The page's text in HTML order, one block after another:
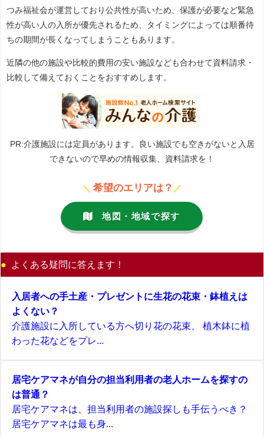
つみ福祉会が運営しており公共性が高いため、保護が必要など緊急
性が高い人の入所が優先されるため、タイミングによっては順番待
ちの期間が長くなってしまうこともあります。
近隣の他の施設や比較的費用の安い施設なども合わせて資料請求・
比較して備えておくことをおすすめします。
PR:介護施設には定員があります。良い施設でも空きがないと入居
できないので早めの情報収集、資料請求を！
＼ 希望のエリアは？ ／
地図・地域で探す
よくある疑問に答えます！
入居者への手土産・プレゼントに生花の花束・鉢植えは
よくない？
介護施設に入所している方へ切り花の花束、 植木鉢に植
わった花などをプレ...
居宅ケアマネが自分の担当利用者の老人ホームを探すの
は普通？
居宅ケアマネは、担当利用者の施設探しも手伝うべき？
居宅ケアマネは最も身...